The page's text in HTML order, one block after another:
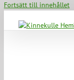
Fortsätt till innehållet